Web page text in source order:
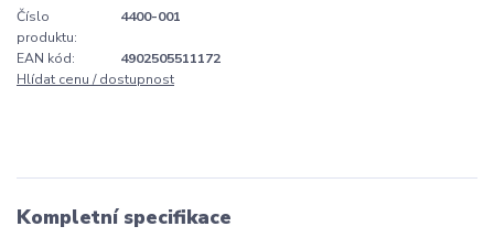
Číslo
produktu:
4400-001
EAN kód:
4902505511172
Hlídat cenu / dostupnost
Kompletní specifikace